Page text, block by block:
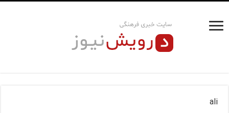
ali